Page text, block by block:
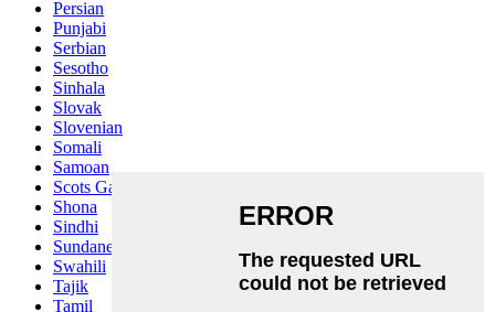
Persian
Punjabi
Serbian
Sesotho
Sinhala
Slovak
Slovenian
Somali
Samoan
Scots Gaelic
Shona
Sindhi
Sundanese
Swahili
Tajik
Tamil